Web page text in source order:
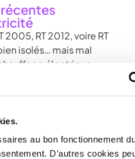
au bon fonctionnement
D’autres cookies
RT 2012, voire RT
isolés… mais mal
électrique.
reflète enfin le niveau